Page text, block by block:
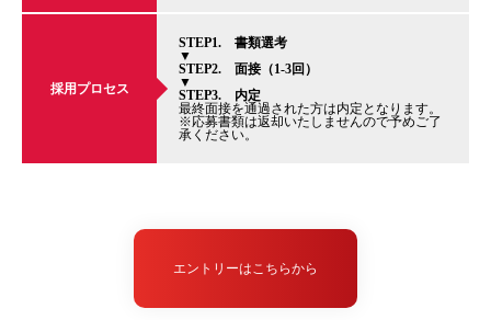
採用プロセス
STEP1. 書類選考
▼
STEP2. 面接（1-3回）
▼
STEP3. 内定
最終面接を通過された方は内定となります。
※応募書類は返却いたしませんので予めご了
承ください。
エントリーはこちらから